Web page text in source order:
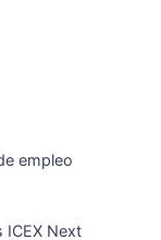
empleo
ICEX Next